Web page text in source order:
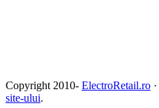
Copyright 2010- ElectroRetail.ro ·
site-ului.